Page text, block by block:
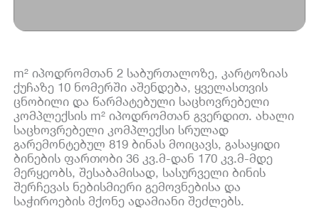
m² იპოდრომთან 2 საბურთალოზე, კარტოზიას
ქუჩაზე 10 ნომერში აშენდება, ყველასთვის
ცნობილი და წარმატებული საცხოვრებელი
კომპლექსის m² იპოდრომთან გვერდით. ახალი
საცხოვრებელი კომპლექსი სრულად
გარემონტებულ 819 ბინას მოიცავს, გასაყიდი
ბინების ფართობი 36 კვ.მ-დან 170 კვ.მ-მდე
მერყეობს, შესაბამისად, სასურველი ბინის
შერჩევას ნებისმიერი გემოვნებისა და
საჭიროების მქონე ადამიანი შეძლებს.